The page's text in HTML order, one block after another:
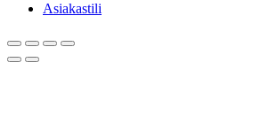
Asiakastili